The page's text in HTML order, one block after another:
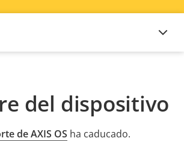
del dispositivo
de AXIS OS ha caducado.